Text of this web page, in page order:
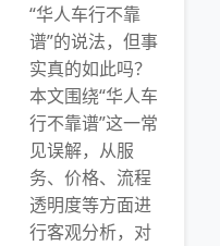
“华人车行不靠
谱”的说法，但事
实真的如此吗？
本文围绕“华人车
行不靠谱”这一常
见误解，从服
务、价格、流程
透明度等方面进
行客观分析，对